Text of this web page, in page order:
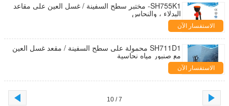
SH755K1- مختبر سطح السفينة / غسل العين على مقاعد
البدلاء ، والنحاس
الاستفسار الآن
SH711D1 محمولة على سطح السفينة / مقعد غسل العين
مع صنبور مياه نحاسية
الاستفسار الآن
7 / 10